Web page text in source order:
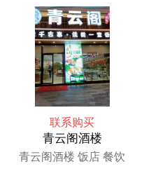
联系购买
青云阁酒楼
青云阁酒楼 饭店 餐饮